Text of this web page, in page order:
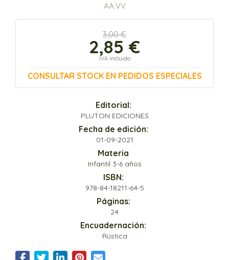
AA.VV
3,00 €
2,85 €
IVA incluido
CONSULTAR STOCK EN PEDIDOS ESPECIALES
Editorial:
PLUTON EDICIONES
Fecha de edición:
01-09-2021
Materia
Infantil 3-6 años
ISBN:
978-84-18211-64-5
Páginas:
24
Encuadernación:
Rústica